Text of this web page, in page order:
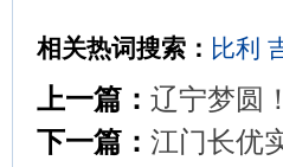
相关热词搜索： 比利
上一篇： 辽宁梦圆
下一篇： 江门长优